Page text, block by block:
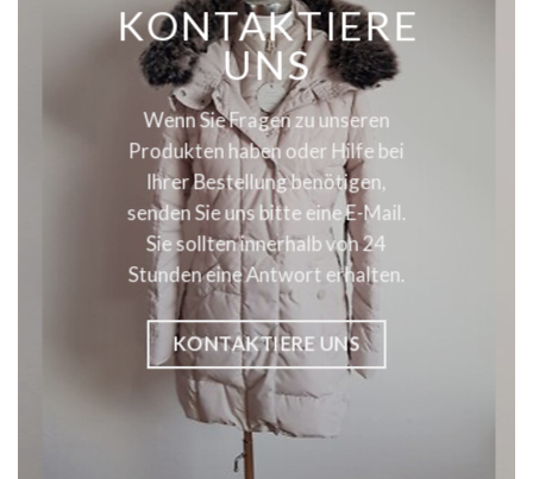
KONTAKTIERE
UNS
Wenn Sie Fragen zu unseren
Produkten haben oder Hilfe bei
Ihrer Bestellung benötigen,
senden Sie uns bitte eine E-Mail.
Sie sollten innerhalb von 24
Stunden eine Antwort erhalten.
KONTAKTIERE UNS